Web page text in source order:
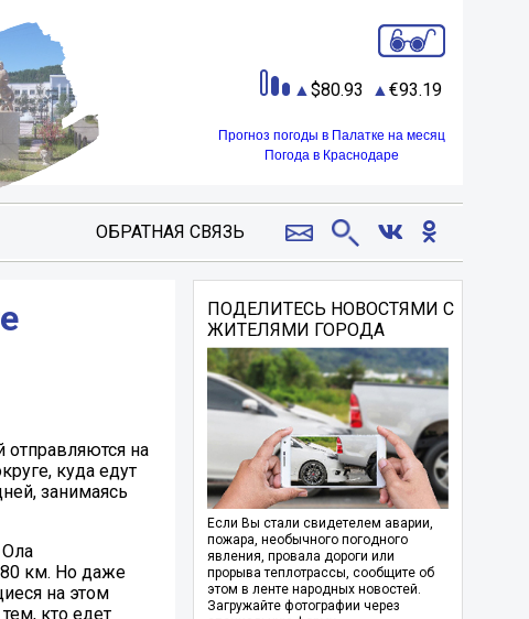
80.93 93.19
Прогноз погоды в Палатке на месяц
Погода в Краснодаре
ОБРАТНАЯ СВЯЗЬ
на
куда едут
занимаясь
Ола
80 км. Но даже
на этом
кто едет
ПОДЕЛИТЕСЬ НОВОСТЯМИ С
ЖИТЕЛЯМИ ГОРОДА
Если Вы стали свидетелем аварии,
пожара, необычного погодного
явления, провала дороги или
прорыва теплотрассы, сообщите об
этом в ленте народных новостей.
Загружайте фотографии через